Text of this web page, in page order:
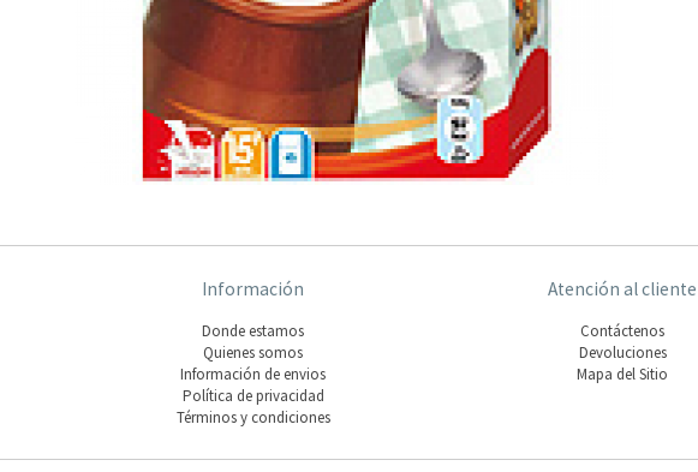
Información
Donde estamos
Quienes somos
Información de envios
Polí­tica de privacidad
Términos y condiciones
Atención al cliente
Contáctenos
Devoluciones
Mapa del Sitio